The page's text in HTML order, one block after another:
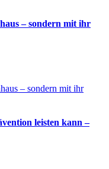
– sondern mit ihr
leisten kann –